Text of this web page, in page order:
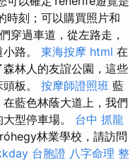
時刻；可以購買照片和
穿過車道，從左路走，
路。 東海按摩 html 在
林人的友誼公園，這些
板。 按摩師證照班 藍
藍色林蔭大道上，我們
型停車場。 台中 抓龍
林業學校，請訪問
台胞證 八字命理 整